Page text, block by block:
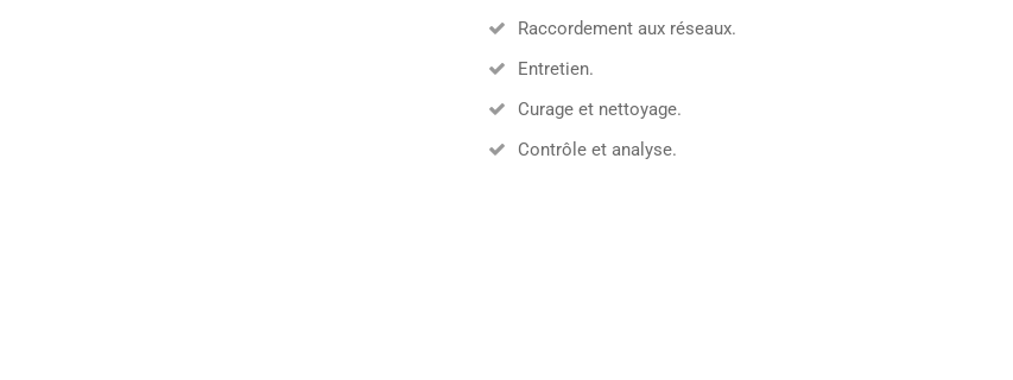
Raccordement aux réseaux.
Entretien.
Curage et nettoyage.
Contrôle et analyse.